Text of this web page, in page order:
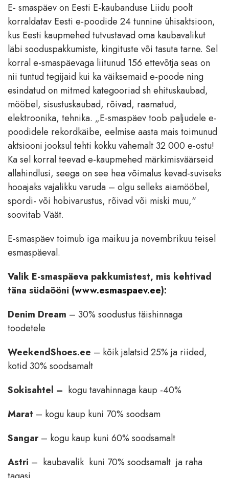
E- smaspäev on Eesti E-kaubanduse Liidu poolt
korraldatav Eesti e-poodide 24 tunnine ühisaktsioon,
kus Eesti kaupmehed tutvustavad oma kaubavalikut
läbi sooduspakkumiste, kingituste või tasuta tarne. Sel
korral e-smaspäevaga liitunud 156 ettevõtja seas on
nii tuntud tegijaid kui ka väiksemaid e-poode ning
esindatud on mitmed kategooriad sh ehituskaubad,
mööbel, sisustuskaubad, rõivad, raamatud,
elektroonika, tehnika. „E-smaspäev toob paljudele e-
poodidele rekordkäibe, eelmise aasta mais toimunud
aktsiooni jooksul tehti kokku vähemalt 32 000 e-ostu!
Ka sel korral teevad e-kaupmehed märkimisväärseid
allahindlusi, seega on see hea võimalus kevad-suviseks
hooajaks vajalikku varuda – olgu selleks aiamööbel,
spordi- või hobivarustus, rõivad või miski muu,“
soovitab Väät.
E-smaspäev toimub iga maikuu ja novembrikuu teisel
esmaspäeval.
Valik E-smaspäeva pakkumistest, mis kehtivad
täna südaööni (www.esmaspaev.ee):
Denim Dream – 30% soodustus täishinnaga
toodetele
WeekendShoes.ee – kõik jalatsid 25% ja riided,
kotid 30% soodsamalt
Sokisahtel – kogu tavahinnaga kaup -40%
Marat – kogu kaup kuni 70% soodsam
Sangar– kogu kaup kuni 60% soodsamalt
Astri – kaubavalik kuni 70% soodsamalt ja raha